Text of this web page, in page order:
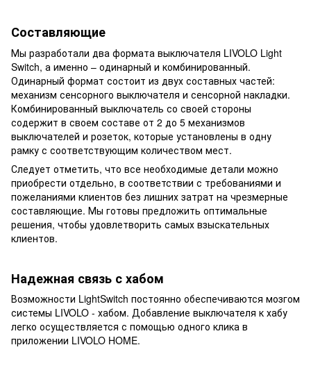
Составляющие
Мы разработали два формата выключателя LIVOLO Light
Switch, а именно – одинарный и комбинированный.
Одинарный формат состоит из двух составных частей:
механизм сенсорного выключателя и сенсорной накладки.
Комбинированный выключатель со своей стороны
содержит в своем составе от 2 до 5 механизмов
выключателей и розеток, которые установлены в одну
рамку с соответствующим количеством мест.
Следует отметить, что все необходимые детали можно
приобрести отдельно, в соответствии с требованиями и
пожеланиями клиентов без лишних затрат на чрезмерные
составляющие. Мы готовы предложить оптимальные
решения, чтобы удовлетворить самых взыскательных
клиентов.
Надежная связь с хабом
Возможности LightSwitch постоянно обеспечиваются мозгом
системы LIVOLO - хабом. Добавление выключателя к хабу
легко осуществляется с помощью одного клика в
приложении LIVOLO HOME.